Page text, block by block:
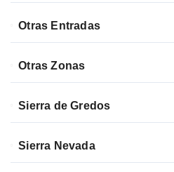
Otras Entradas
Otras Zonas
Sierra de Gredos
Sierra Nevada